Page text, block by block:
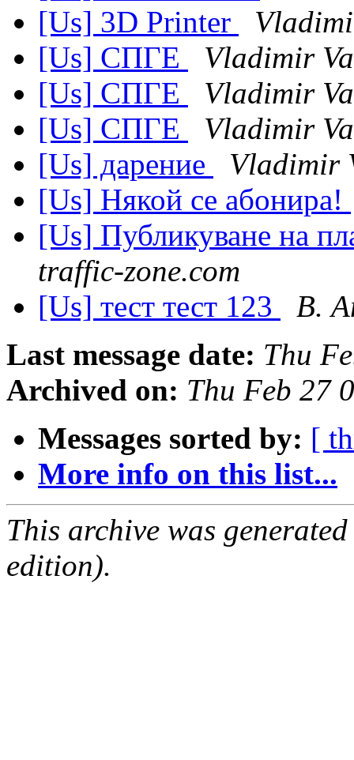
[Us] 3D Printer
[Us] СПГЕ
Vladimir
[Us] СПГЕ
Vladimir
[Us] СПГЕ
Vladimir
[Us] дарение
Vladimir
[Us] Някой се абонира!
[Us] Публикуване на
traffic-zone.com
[Us] тест тест 123
В.
Last message date: Thu
Archived on: Thu Feb 27
Messages sorted by: [
More info on this list...
This archive was
edition).